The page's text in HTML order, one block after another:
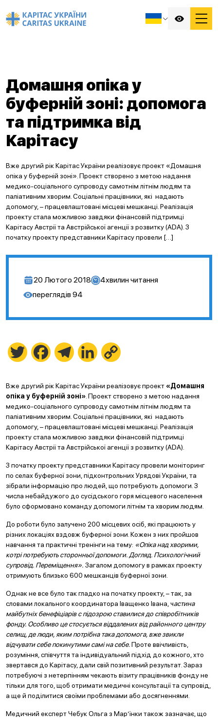
Домашня опіка у
буферній зоні: допомога
та підтримка від
Карітасу
Вже другий рік Карітас України реалізовує проект «Домашня
опіка у буферній зоні». Проект створено з метою надання
медико-соціального супроводу самотнім літнім людям та
паліативним хворим. Соціальні працівники, які надають
допомогу, – працевлаштовані місцеві мешканці. Реалізація
проекту стала можливою завдяки фінансовій підтримці
Карітасу Австрії та Австрійської агенції з розвитку (ADA). З
початку проекту представники Карітасу провели […]
20 Лютого 2018 4хвилин читання
переглядів 94
Twitter FacebookTelegramLinkedIn
Вже другий рік Карітас України реалізовує проект «Домашня
опіка у буферній зоні» . Проект створено з метою надання
медико-соціального супроводу самотнім літнім людям та
паліативним хворим. Соціальні працівники, які надають
допомогу, – працевлаштовані місцеві мешканці. Реалізація
проекту стала можливою завдяки фінансовій підтримці
Карітасу Австрії та Австрійської агенції з розвитку (ADA).
З початку проекту представники Карітасу провели моніторинг
по селах буферної зони, підконтрольних Урядові України, та
зібрали інформацію про людей, що потребують допомоги. З
числа небайдужого до сусідського горя місцевого населення
було сформовано команду допомоги літнім та хворим людям.
До роботи було залучено 200 місцевих осіб, які працюють у
різних локаціях вздовж буферної зони. Кожен з них пройшов
навчання та практичні тренінги на тему: «Опіка над хворими,
котрі потребують сторонньої допомоги. Догляд. Психологічний
супровід. Переміщення». Загалом допомогу в рамках проекту
отримують близько 600 мешканців буферної зони.
Однак не все було так гладко на початку проекту, – так, за
словами локального координатора Іващенко Івана, частина
майбутніх бенефіціарів с підозрою ставилися до співробітників
фонду. Особливо це стосується віддалених від районного центру
селищ, де люди, яким потрібна така допомога, вже звикли
відчувати себе покинутими самі на себе.Проте ввічливість,
розуміння, співчуття та індивідуальний підхід до кожного, хто
звертався до Карітасу, дали свій позитивний результат. Зараз
потребуючі з нетерпінням чекають візиту працівників фонду не
тільки для того, щоб отримати медичні консультації та супровід,
а ще й поділитися своїми проблемами або досягненнями.
Медичний експерт Чебук Ольга з Мар’їнки також зазначає, що